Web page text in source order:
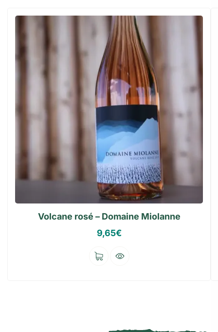
Volcane rosé – Domaine Miolanne
9,65€